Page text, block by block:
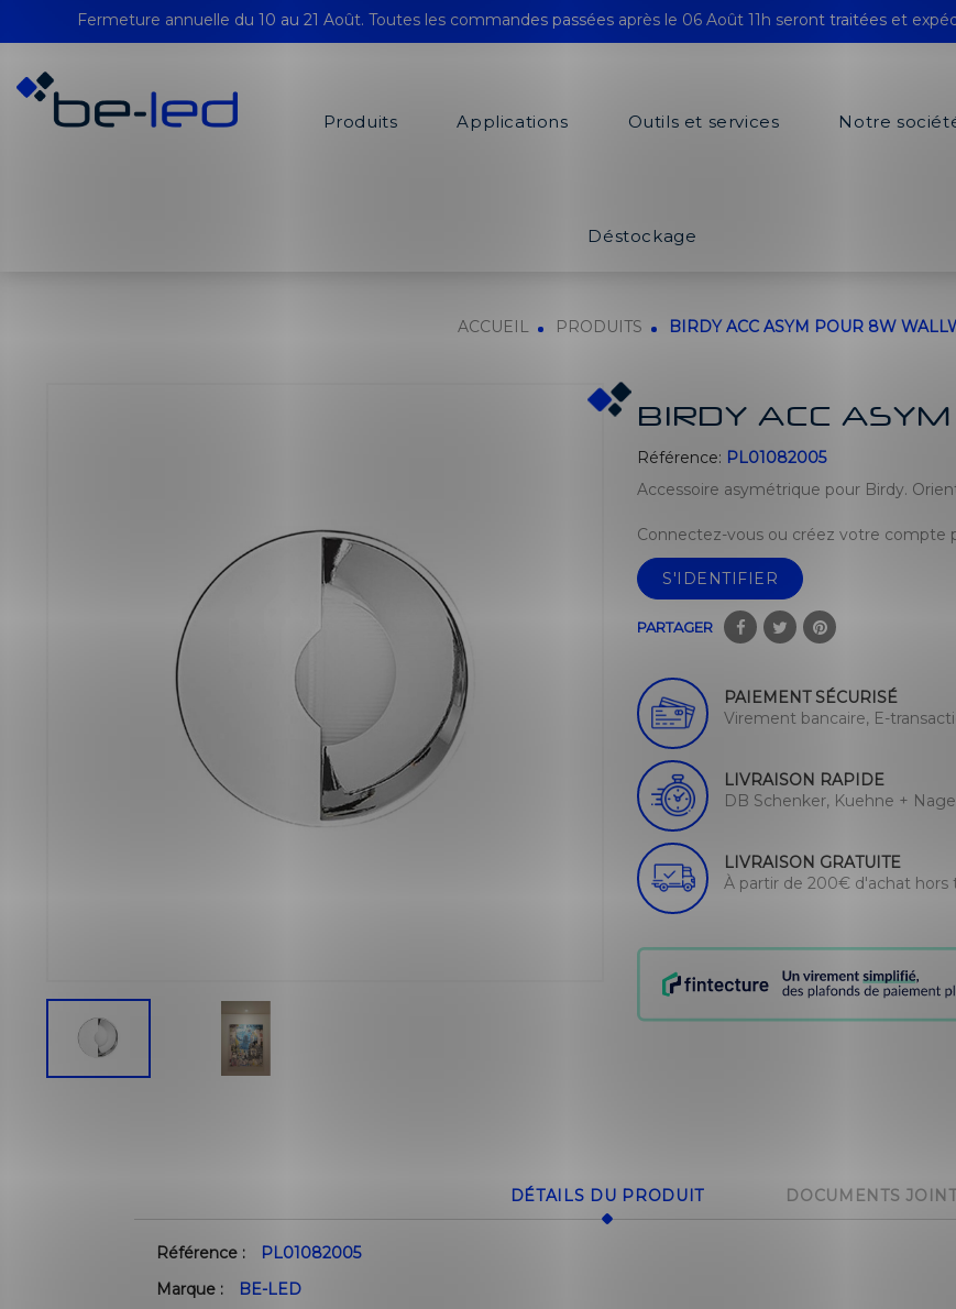
Fermeture annuelle du 10 au 21 Août. Toutes les commandes passées après le 06 Août 11h seront traitées et
Produits Applications Outils et services Notre
Déstockage
ACCUEIL PRODUITS BIRDY ACC ASYM POUR 8W
BIRDY ACC
Référence: PL01082005
Accessoire asymétrique pour Birdy.
Connectez-vous ou créez votre compte
S'IDENTIFIER
PARTAGER
PAIEMENT SÉCURISÉ
Virement bancaire, E-
LIVRAISON RAPIDE
DB Schenker, Kuehne +
LIVRAISON GRATUITE
À partir de 200€ d'achat hors
DÉTAILS DU PRODUIT DOCUMENTS
Référence :
PL01082005
Marque :
BE-LED